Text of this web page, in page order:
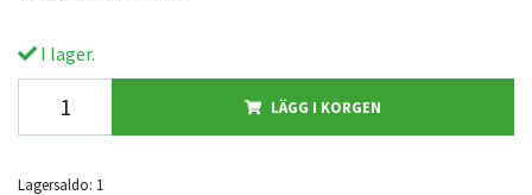
I lager.
LÄGG I KORGEN
Lagersaldo: 1